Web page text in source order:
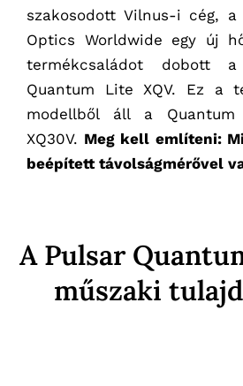
szakosodott Vilnus-i cég, a
Optics Worldwide egy új
termékcsaládot dobott
Quantum Lite XQV. Ez a
modellből áll a
XQ30V. Meg kell említeni:
beépített távolságmérővel
A Pulsar
műszaki